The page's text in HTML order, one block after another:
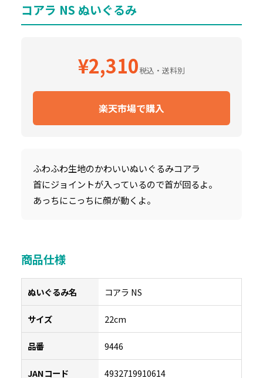
コアラ NS ぬいぐるみ
¥2,310税込・送料別
楽天市場で購入
ふわふわ生地のかわいいぬいぐるみコアラ
首にジョイントが入っているので首が回るよ。
あっちにこっちに顔が動くよ。
商品仕様
ぬいぐるみ名 コアラ NS
サイズ 22cm
品番 9446
JANコード 4932719910614